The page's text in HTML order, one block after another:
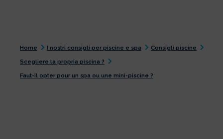
Home I nostri consigli per piscine e spa
Consigli piscine
Scegliere la propria piscina ?
Faut-il opter pour un spa ou une mini-piscine ?